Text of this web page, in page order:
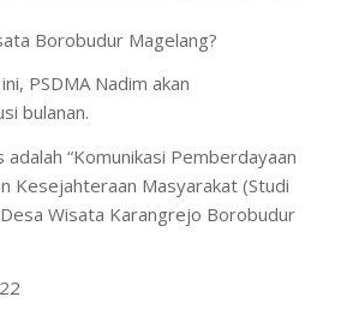
Borobudur Magelang?
PSDMA Nadim akan
bulanan.
“Komunikasi Pemberdayaan
Kesejahteraan Masyarakat (Studi
Wisata Karangrejo Borobudur